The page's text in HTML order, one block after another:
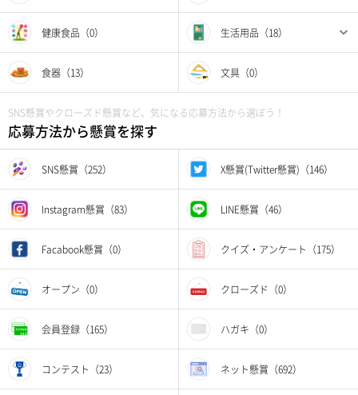
健康食品（0） 生活用品（18）
食器（13） 文具（0）
SNS懸賞やクローズド懸賞など、気になる応募方法から選ぼう！
応募方法から懸賞を探す
SNS懸賞（252） X懸賞(Twitter懸賞)（146）
Instagram懸賞（83） LINE懸賞（46）
Facabook懸賞（0） クイズ・アンケート（175）
オープン（0） クローズド（0）
会員登録（165） ハガキ（0）
コンテスト（23） ネット懸賞（692）